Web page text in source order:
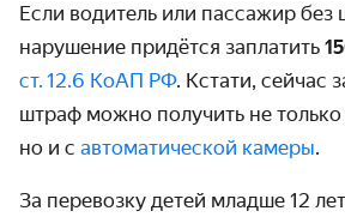
Если водитель или пассажир без
нарушение придётся заплатить
ст. 12.6 КоАП РФ. Кстати, сейчас
штраф можно получить не только
но и с автоматической камеры.
За перевозку детей младше 12